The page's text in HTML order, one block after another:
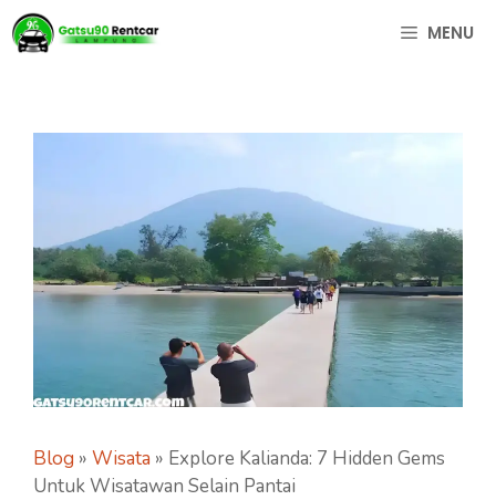
Langsung
ke
MENU
Blog » Wisata » Explore Kalianda: 7 Hidden Gems
Untuk Wisatawan Selain Pantai